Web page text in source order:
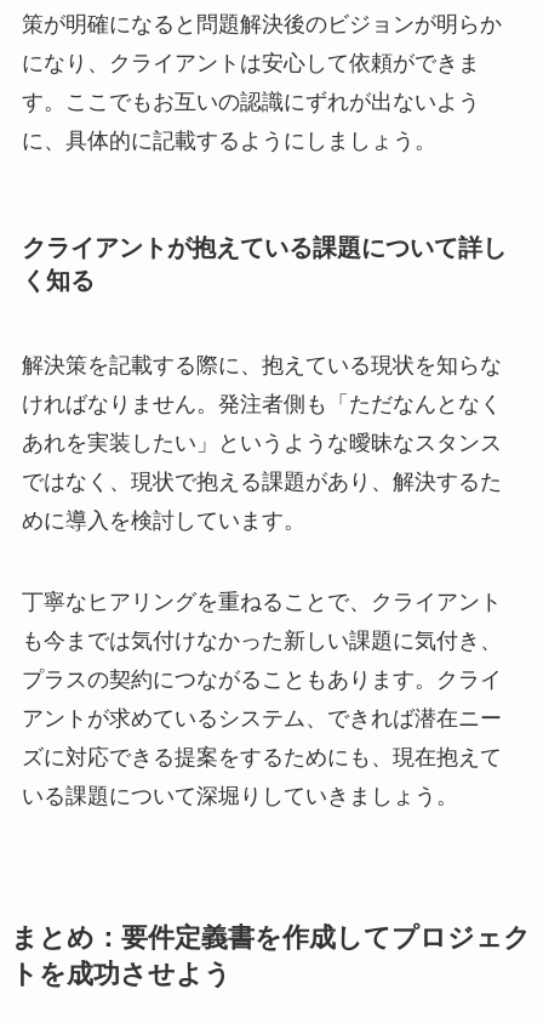
策が明確になると問題解決後のビジョンが明らか
になり、クライアントは安心して依頼ができま
す。ここでもお互いの認識にずれが出ないよう
に、具体的に記載するようにしましょう。
クライアントが抱えている課題について詳し
く知る
解決策を記載する際に、抱えている現状を知らな
ければなりません。発注者側も「ただなんとなく
あれを実装したい」というような曖昧なスタンス
ではなく、現状で抱える課題があり、解決するた
めに導入を検討しています。
丁寧なヒアリングを重ねることで、クライアント
も今までは気付けなかった新しい課題に気付き、
プラスの契約につながることもあります。クライ
アントが求めているシステム、できれば潜在ニー
ズに対応できる提案をするためにも、現在抱えて
いる課題について深堀りしていきましょう。
まとめ：要件定義書を作成してプロジェク
トを成功させよう